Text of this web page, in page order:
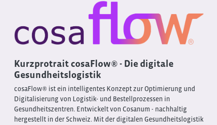
Kurzprotrait cosaFlow® - Die digitale
Gesundheitslogistik
cosaFlow® ist ein intelligentes Konzept zur Optimierung und
Digitalisierung von Logistik- und Bestellprozessen in
Gesundheitszentren. Entwickelt von Cosanum - nachhaltig
hergestellt in der Schweiz. Mit der digitalen Gesundheitslogistik